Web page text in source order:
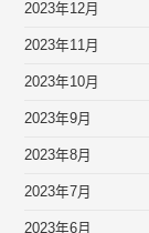
2023年12月
2023年11月
2023年10月
2023年9月
2023年8月
2023年7月
2023年6月